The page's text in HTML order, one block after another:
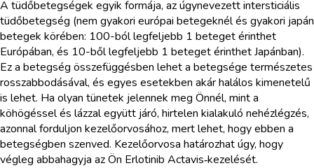
A tüdőbetegségek egyik formája, az úgynevezett intersticiális
tüdőbetegség (nem gyakori európai betegeknél és gyakori japán
betegek körében: 100-ból legfeljebb 1 beteget érinthet
Európában, és 10-ből legfeljebb 1 beteget érinthet Japánban).
Ez a betegség összefüggésben lehet a betegsége természetes
rosszabbodásával, és egyes esetekben akár halálos kimenetelű
is lehet. Ha olyan tünetek jelennek meg Önnél, mint a
köhögéssel és lázzal együtt járó, hirtelen kialakuló nehézlégzés,
azonnal forduljon kezelőorvosához, mert lehet, hogy ebben a
betegségben szenved. Kezelőorvosa határozhat úgy, hogy
végleg abbahagyja az Ön Erlotinib Actavis‑kezelését.